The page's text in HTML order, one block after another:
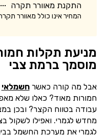
התקנת מאוורר תקרה
המחיר אינו כולל מאוורר
מניעת תקלות
מוסמך ברמת צבי
אבל מה קורה כאשרחשמלאי
חמורות מאוד? כאלו שלא
עבודה בטווח הקצר? ובכן
מחדש לגמרי. ואפילו לשקול
לגמרי את מערכת החשמל